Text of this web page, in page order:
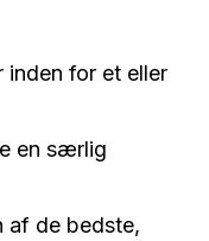
for et eller
en særlig
af de bedste,